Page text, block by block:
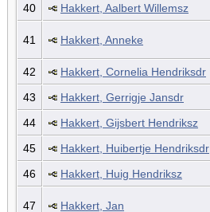
40
Hakkert, Aalbert Willemsz
41 Hakkert, Anneke
42 Hakkert, Cornelia Hendriksdr
43
Hakkert, Gerrigje Jansdr
44
Hakkert, Gijsbert Hendriksz
45
Hakkert, Huibertje Hendriksdr
46
Hakkert, Huig Hendriksz
47 Hakkert, Jan